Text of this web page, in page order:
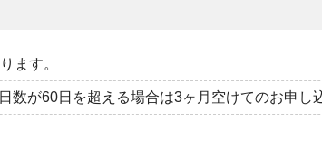
ます。
数が60日を超える場合は3ヶ月空けてのお申し